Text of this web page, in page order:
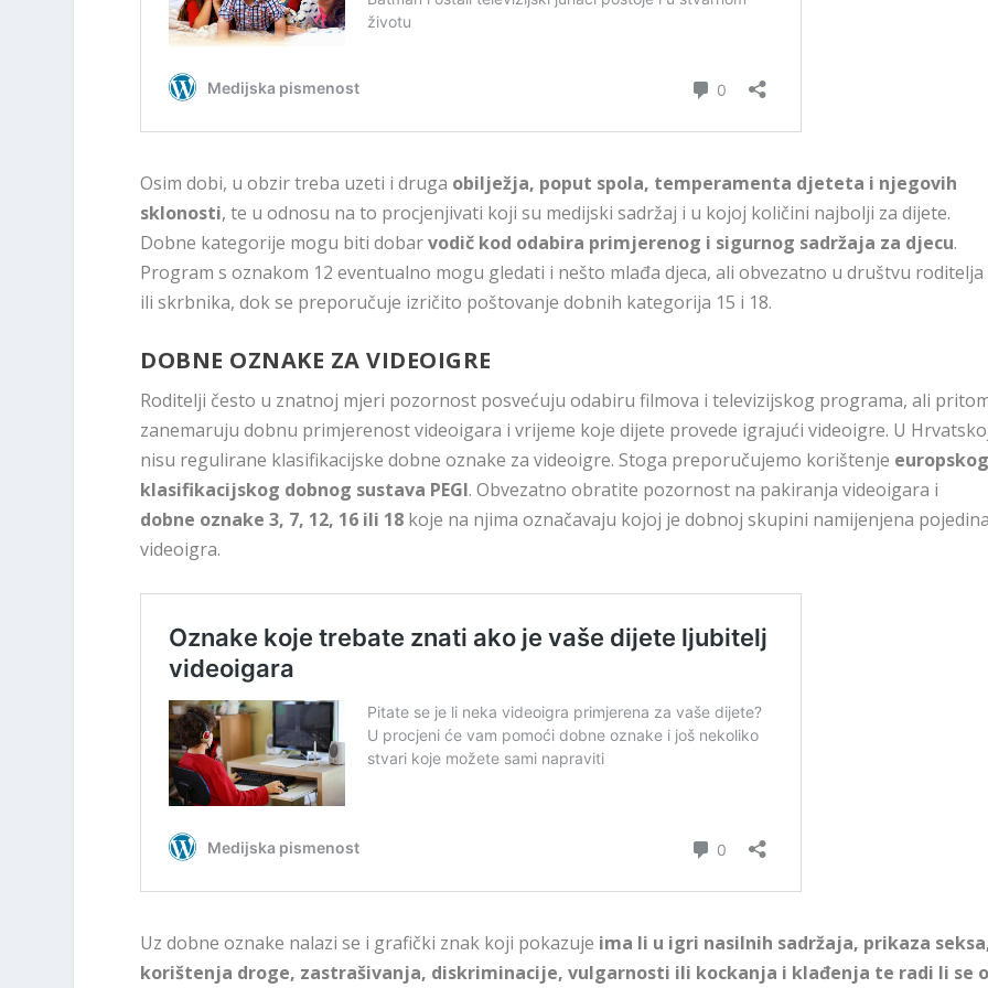
Osim dobi, u obzir treba uzeti i druga obilježja, poput spola, temperamenta djeteta i njegovih
sklonosti, te u odnosu na to procjenjivati koji su medijski sadržaj i u kojoj količini najbolji za dijete.
Dobne kategorije mogu biti dobarvodič kod odabira primjerenog i sigurnog sadržaja za djecu.
Program s oznakom 12 eventualno mogu gledati i nešto mlađa djeca, ali obvezatno u društvu roditelja
ili skrbnika, dok se preporučuje izričito poštovanje dobnih kategorija 15 i 18.
DOBNE OZNAKE ZA VIDEOIGRE
Roditelji često u znatnoj mjeri pozornost posvećuju odabiru filmova i televizijskog programa, ali
zanemaruju dobnu primjerenost videoigara i vrijeme koje dijete provede igrajući videoigre. U
nisu regulirane klasifikacijske dobne oznake za videoigre. Stoga preporučujemo korištenje europskog
klasifikacijskog dobnog sustava PEGI. Obvezatno obratite pozornost na pakiranja videoigara i
dobne oznake 3, 7, 12, 16 ili 18 koje na njima označavaju kojoj je dobnoj skupini namijenjena pojedina
videoigra.
Uz dobne oznake nalazi se i grafički znak koji pokazuje ima li u igri nasilnih sadržaja, prikaza
korištenja droge, zastrašivanja, diskriminacije, vulgarnosti ili kockanja i klađenja te radi li se o